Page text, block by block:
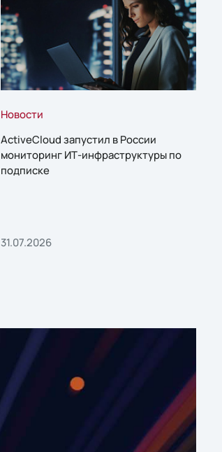
Новости
ActiveCloud запустил в России
мониторинг ИТ-инфраструктуры по
подписке
31.07.2026